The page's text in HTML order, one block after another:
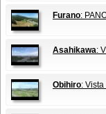
Furano:
Asahikawa:
Obihiro: